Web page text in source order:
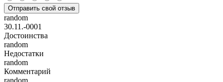
Отправить свой отзыв
random
30.11.-0001
Достоинства
random
Недостатки
random
Комментарий
random